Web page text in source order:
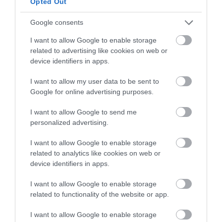
Google consents
I want to allow Google to enable storage
related to advertising like cookies on web or
device identifiers in apps.
I want to allow my user data to be sent to
Google for online advertising purposes.
I want to allow Google to send me
personalized advertising.
I want to allow Google to enable storage
related to analytics like cookies on web or
device identifiers in apps.
I want to allow Google to enable storage
related to functionality of the website or app.
I want to allow Google to enable storage
Preparamos la crema de albaricoque.
Pelamos y descorazonamos la manzana,
cortamos en cuadrados. Reservamos.
En una cacerola mediana vertemos el aceite
de oliva y colocamos a calor medio, dejamos
hasta que adquiera un poco de temperatura.
Añadimos la cebolla cortada en gajos junto
con la manzana y cocinamos hasta que la
cebolla adquiera una textura transparente
pero no dorada. Nos llevará alrededor de
Mientras en un cazo calentamos el caldo
Konbu Dashi, dejamos que llegue a una suave
ebullición y retiramos del calor.